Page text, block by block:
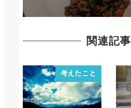
関連記事
考えたこと